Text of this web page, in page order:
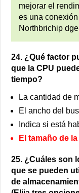
mejorar el
es una
Northbrichip
24. ¿Qué factor
que la CPU
tiempo?
La cantidad de
El ancho del
Indica si está
El tamaño de
25. ¿Cuáles son
que se pueden
de